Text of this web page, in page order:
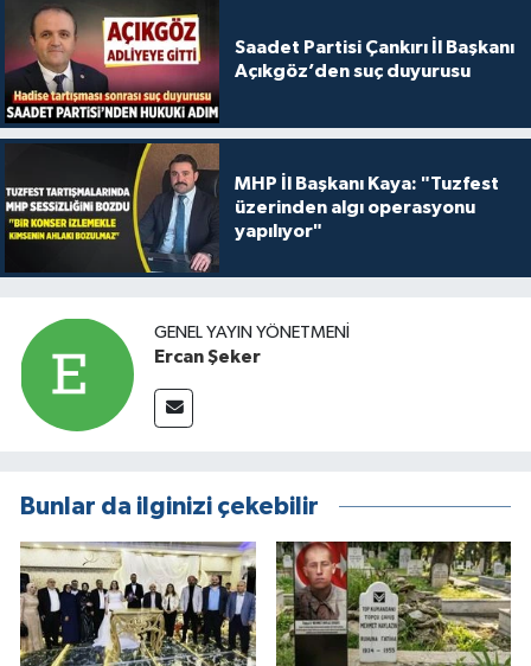
Saadet Partisi Çankırı İl Başkanı
Açıkgöz’den suç duyurusu
MHP İl Başkanı Kaya: "Tuzfest
üzerinden algı operasyonu
yapılıyor"
GENEL YAYIN YÖNETMENI
Ercan Şeker
Bunlar da ilginizi çekebilir